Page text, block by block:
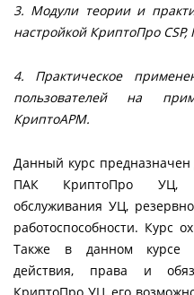
3. Модули теории и
настройкой КриптоПро
4. Практическое
пользователей на
КриптоАРМ.
Данный курс
ПАК КриптоПро УЦ,
обслуживания УЦ,
работоспособности. Курс
Также в данном курсе
действия, права и